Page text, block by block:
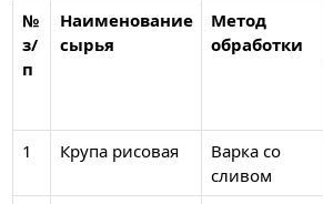
№
з/
п
Наименование
сырья
Метод
обработки
1
Крупа рисовая
Варка со
сливом